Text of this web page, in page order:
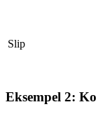
Slip
Eksempel 2: